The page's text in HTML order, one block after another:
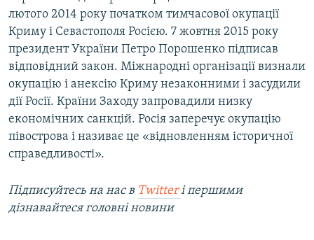
лютого 2014 року початком тимчасової окупації
Криму і Севастополя Росією. 7 жовтня 2015 року
президент України Петро Порошенко підписав
відповідний закон. Міжнародні організації визнали
окупацію і анексію Криму незаконними і засудили
дії Росії. Країни Заходу запровадили низку
економічних санкцій. Росія заперечує окупацію
півострова і називає це «відновленням історичної
справедливості».
Підписуйтесь на наc в Twitterі першими
дізнавайтеся головні новини